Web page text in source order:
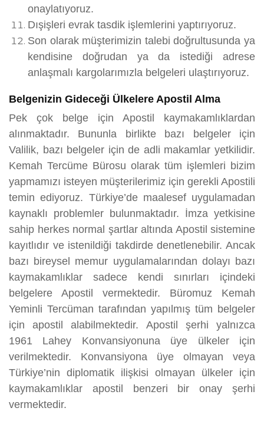
onaylatıyoruz.
Dışişleri evrak tasdik işlemlerini yaptırıyoruz.
Son olarak müşterimizin talebi doğrultusunda ya
kendisine doğrudan ya da istediği adrese
anlaşmalı kargolarımızla belgeleri ulaştırıyoruz.
Belgenizin Gideceği Ülkelere Apostil Alma
Pek çok belge için Apostil kaymakamlıklardan
alınmaktadır. Bununla birlikte bazı belgeler için
Valilik, bazı belgeler için de adli makamlar yetkilidir.
Kemah Tercüme Bürosu olarak tüm işlemleri bizim
yapmamızı isteyen müşterilerimiz için gerekli Apostili
temin ediyoruz. Türkiye’de maalesef uygulamadan
kaynaklı problemler bulunmaktadır. İmza yetkisine
sahip herkes normal şartlar altında Apostil sistemine
kayıtlıdır ve istenildiği takdirde denetlenebilir. Ancak
bazı bireysel memur uygulamalarından dolayı bazı
kaymakamlıklar sadece kendi sınırları içindeki
belgelere Apostil vermektedir. Büromuz Kemah
Yeminli Tercüman tarafından yapılmış tüm belgeler
için apostil alabilmektedir. Apostil şerhi yalnızca
1961 Lahey Konvansiyonuna üye ülkeler için
verilmektedir. Konvansiyona üye olmayan veya
Türkiye’nin diplomatik ilişkisi olmayan ülkeler için
kaymakamlıklar apostil benzeri bir onay şerhi
vermektedir.